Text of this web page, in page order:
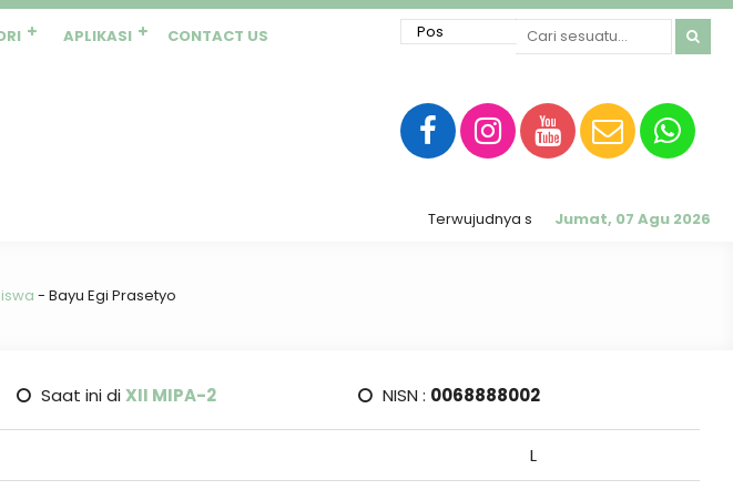
APLIKASI CONTACT US
Jumat, 07 Agu 2026
Terwujudnya sekolah RATU (Religius,
- Bayu Egi Prasetyo
Saat ini diXII MIPA-2 NISN : 0068888002
L